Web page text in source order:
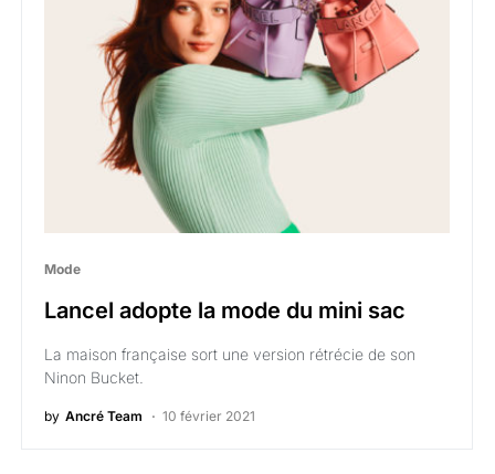
Mode
Lancel adopte la mode du mini sac
La maison française sort une version rétrécie de son
Ninon Bucket.
by Ancré Team 10 février 2021